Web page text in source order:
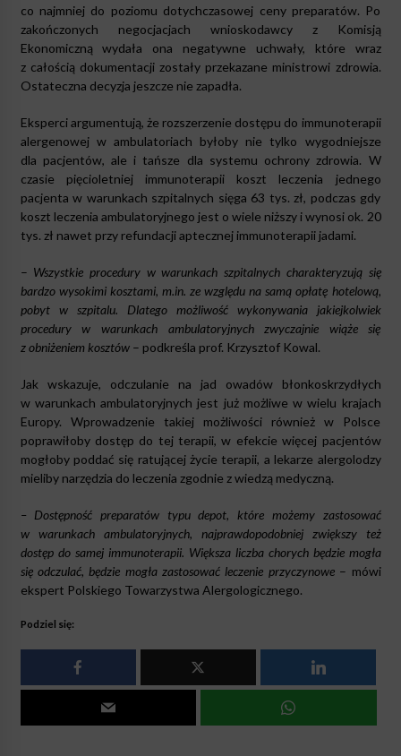
co najmniej do poziomu dotychczasowej ceny preparatów. Po
zakończonych negocjacjach wnioskodawcy z Komisją
Ekonomiczną wydała ona negatywne uchwały, które wraz
z całością dokumentacji zostały przekazane ministrowi zdrowia.
Ostateczna decyzja jeszcze nie zapadła.
Eksperci argumentują, że rozszerzenie dostępu do immunoterapii
alergenowej w ambulatoriach byłoby nie tylko wygodniejsze
dla pacjentów, ale i tańsze dla systemu ochrony zdrowia. W
czasie pięcioletniej immunoterapii koszt leczenia jednego
pacjenta w warunkach szpitalnych sięga 63 tys. zł, podczas gdy
koszt leczenia ambulatoryjnego jest o wiele niższy i wynosi ok. 20
tys. zł nawet przy refundacji aptecznej immunoterapii jadami.
– Wszystkie procedury w warunkach szpitalnych charakteryzują się
bardzo wysokimi kosztami, m.in. ze względu na samą opłatę hotelową,
pobyt w szpitalu. Dlatego możliwość wykonywania jakiejkolwiek
procedury w warunkach ambulatoryjnych zwyczajnie wiąże się
z obniżeniem kosztów – podkreśla prof. Krzysztof Kowal.
Jak wskazuje, odczulanie na jad owadów błonkoskrzydłych
w warunkach ambulatoryjnych jest już możliwe w wielu krajach
Europy. Wprowadzenie takiej możliwości również w Polsce
poprawiłoby dostęp do tej terapii, w efekcie więcej pacjentów
mogłoby poddać się ratującej życie terapii, a lekarze alergolodzy
mieliby narzędzia do leczenia zgodnie z wiedzą medyczną.
– Dostępność preparatów typu depot, które możemy zastosować
w warunkach ambulatoryjnych, najprawdopodobniej zwiększy też
dostęp do samej immunoterapii. Większa liczba chorych będzie mogła
się odczulać, będzie mogła zastosować leczenie przyczynowe – mówi
ekspert Polskiego Towarzystwa Alergologicznego.
Podziel się: